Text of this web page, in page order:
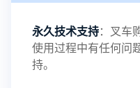
具稳定性。2、比能量
或单位体积所能输出
永久技术支持：叉车
使用过程中有任何问
持。